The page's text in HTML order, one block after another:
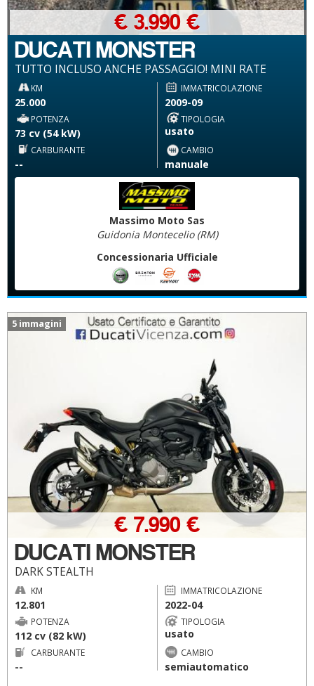
DUCATI MONSTER
TUTTO INCLUSO ANCHE PASSAGGIO! MINI RATE
€ 3.990 €
KM
25.000
IMMATRICOLAZIONE
2009-09
POTENZA
73 cv (54 kW)
TIPOLOGIA
usato
CARBURANTE
--
CAMBIO
manuale
Massimo Moto Sas
Guidonia Montecelio (RM)
Concessionaria Ufficiale
5 immagini
DUCATI MONSTER
DARK STEALTH
€ 7.990 €
KM
12.801
IMMATRICOLAZIONE
2022-04
POTENZA
112 cv (82 kW)
TIPOLOGIA
usato
CARBURANTE
--
CAMBIO
semiautomatico